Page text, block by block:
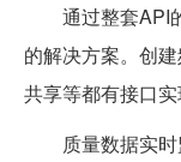
通过整套API的
的解决方案。创
共享等都有接口实
质量数据实时